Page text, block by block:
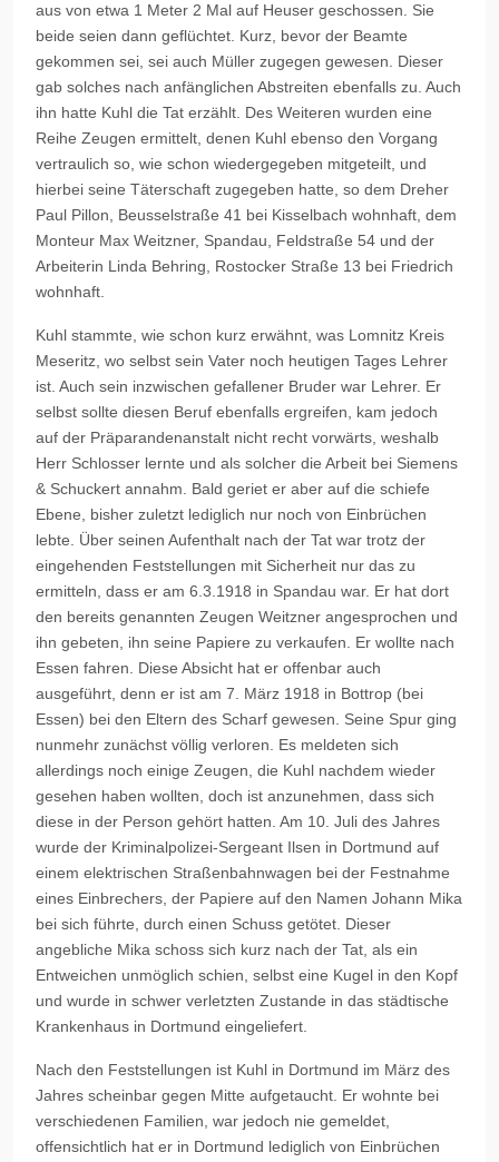
aus von etwa 1 Meter 2 Mal auf Heuser geschossen. Sie
beide seien dann geflüchtet. Kurz, bevor der Beamte
gekommen sei, sei auch Müller zugegen gewesen. Dieser
gab solches nach anfänglichen Abstreiten ebenfalls zu. Auch
ihn hatte Kuhl die Tat erzählt. Des Weiteren wurden eine
Reihe Zeugen ermittelt, denen Kuhl ebenso den Vorgang
vertraulich so, wie schon wiedergegeben mitgeteilt, und
hierbei seine Täterschaft zugegeben hatte, so dem Dreher
Paul Pillon, Beusselstraße 41 bei Kisselbach wohnhaft, dem
Monteur Max Weitzner, Spandau, Feldstraße 54 und der
Arbeiterin Linda Behring, Rostocker Straße 13 bei Friedrich
wohnhaft.
Kuhl stammte, wie schon kurz erwähnt, was Lomnitz Kreis
Meseritz, wo selbst sein Vater noch heutigen Tages Lehrer
ist. Auch sein inzwischen gefallener Bruder war Lehrer. Er
selbst sollte diesen Beruf ebenfalls ergreifen, kam jedoch
auf der Präparandenanstalt nicht recht vorwärts, weshalb
Herr Schlosser lernte und als solcher die Arbeit bei Siemens
& Schuckert annahm. Bald geriet er aber auf die schiefe
Ebene, bisher zuletzt lediglich nur noch von Einbrüchen
lebte. Über seinen Aufenthalt nach der Tat war trotz der
eingehenden Feststellungen mit Sicherheit nur das zu
ermitteln, dass er am 6.3.1918 in Spandau war. Er hat dort
den bereits genannten Zeugen Weitzner angesprochen und
ihn gebeten, ihn seine Papiere zu verkaufen. Er wollte nach
Essen fahren. Diese Absicht hat er offenbar auch
ausgeführt, denn er ist am 7. März 1918 in Bottrop (bei
Essen) bei den Eltern des Scharf gewesen. Seine Spur ging
nunmehr zunächst völlig verloren. Es meldeten sich
allerdings noch einige Zeugen, die Kuhl nachdem wieder
gesehen haben wollten, doch ist anzunehmen, dass sich
diese in der Person gehört hatten. Am 10. Juli des Jahres
wurde der Kriminalpolizei-Sergeant Ilsen in Dortmund auf
einem elektrischen Straßenbahnwagen bei der Festnahme
eines Einbrechers, der Papiere auf den Namen Johann Mika
bei sich führte, durch einen Schuss getötet. Dieser
angebliche Mika schoss sich kurz nach der Tat, als ein
Entweichen unmöglich schien, selbst eine Kugel in den Kopf
und wurde in schwer verletzten Zustande in das städtische
Krankenhaus in Dortmund eingeliefert.
Nach den Feststellungen ist Kuhl in Dortmund im März des
Jahres scheinbar gegen Mitte aufgetaucht. Er wohnte bei
verschiedenen Familien, war jedoch nie gemeldet,
offensichtlich hat er in Dortmund lediglich von Einbrüchen